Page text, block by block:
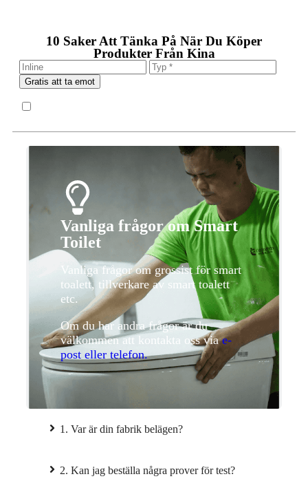
10 Saker Att Tänka På När Du Köper
Produkter Från Kina
Gratis att ta emot
Vanliga frågor om Smart
Toilet
Vanliga frågor om grossist för smart
toalett, tillverkare av smart toalett
etc.
Om du har andra frågor är du
välkommen att kontakta oss viae-
post eller telefon.
1. Var är din fabrik belägen?
2. Kan jag beställa några prover för test?